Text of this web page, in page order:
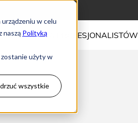
w celu
naszą Polityką
użyty w
wszystkie
DLA PROFESJONALISTÓW